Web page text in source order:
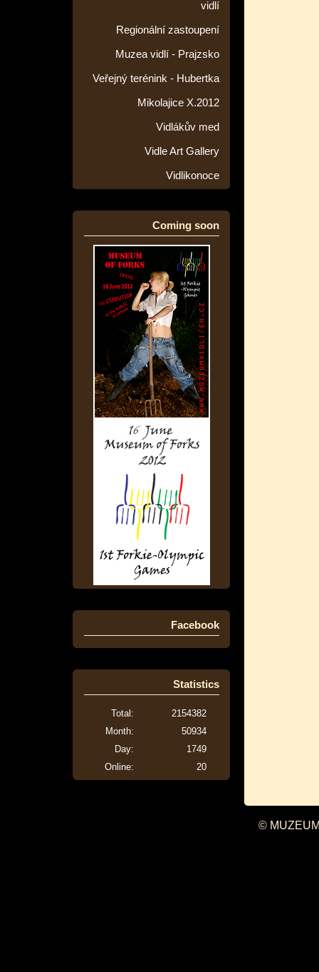
vidlí
Regionální zastoupení
Muzea vidlí - Prajzsko
Veřejný terénink - Hubertka
Mikolajice X.2012
Vidlákův med
Vidle Art Gallery
Vidlikonoce
Coming soon
Facebook
Statistics
Online: 20
Total:
2154382
Month:
50934
Day:
1749
©